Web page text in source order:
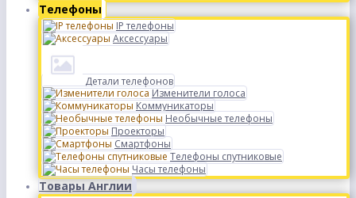
Телефоны
IP телефоны
Аксессуары
Детали телефонов
Изменители голоса
Коммуникаторы
Необычные телефоны
Проекторы
Смартфоны
Телефоны спутниковые
Часы телефоны
Товары Англии